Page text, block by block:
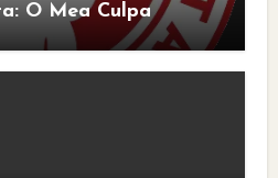
O Mea Culpa